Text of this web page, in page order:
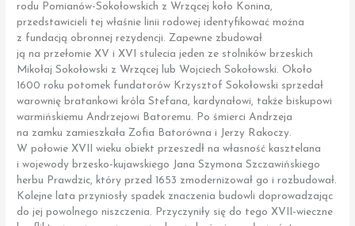
rodu Pomianów-Sokołowskich z Wrzącej koło Konina,
przedstawicieli tej właśnie linii rodowej identyfikować można
z fundacją obronnej rezydencji. Zapewne zbudował
ją na przełomie XV i XVI stulecia jeden ze stolników brzeskich
Mikołaj Sokołowski z Wrzącej lub Wojciech Sokołowski. Około
1600 roku potomek fundatorów Krzysztof Sokołowski sprzedał
warownię bratankowi króla Stefana, kardynałowi, także biskupowi
warmińskiemu Andrzejowi Batoremu. Po śmierci Andrzeja
na zamku zamieszkała Zofia Batorówna i Jerzy Rakoczy.
W połowie XVII wieku obiekt przeszedł na własność kasztelana
i wojewody brzesko-kujawskiego Jana Szymona Szczawińskiego
herbu Prawdzic, który przed 1653 zmodernizował go i rozbudował.
Kolejne lata przyniosły spadek znaczenia budowli doprowadzając
do jej powolnego niszczenia. Przyczyniły się do tego XVII-wieczne